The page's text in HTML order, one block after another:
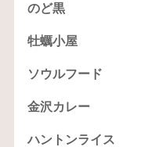
のど黒
牡蠣小屋
ソウルフード
金沢カレー
ハントンライス